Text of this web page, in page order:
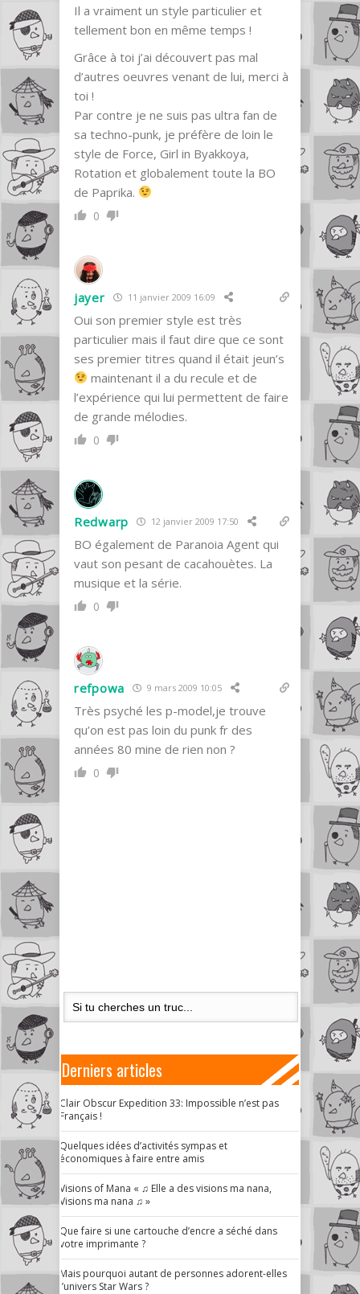
Il a vraiment un style particulier et
tellement bon en même temps !
Grâce à toi j’ai découvert pas mal
d’autres oeuvres venant de lui, merci à
toi !
Par contre je ne suis pas ultra fan de
sa techno-punk, je préfère de loin le
style de Force, Girl in Byakkoya,
Rotation et globalement toute la BO
de Paprika.
0
jayer 11 janvier 2009 16:09
Oui son premier style est très
particulier mais il faut dire que ce sont
ses premier titres quand il était jeun’s
maintenant il a du recule et de
l’expérience qui lui permettent de faire
de grande mélodies.
0
Redwarp 12 janvier 2009 17:50
BO également de Paranoia Agent qui
vaut son pesant de cacahouètes. La
musique et la série.
0
refpowa 9 mars 2009 10:05
Très psyché les p-model,je trouve
qu’on est pas loin du punk fr des
années 80 mine de rien non ?
0
Derniers articles
Clair Obscur Expedition 33: Impossible n’est pas
Français !
Quelques idées d’activités sympas et
économiques à faire entre amis
Visions of Mana « ♫ Elle a des visions ma nana,
Visions ma nana ♫ »
Que faire si une cartouche d’encre a séché dans
votre imprimante ?
Mais pourquoi autant de personnes adorent-elles
l’univers Star Wars ?